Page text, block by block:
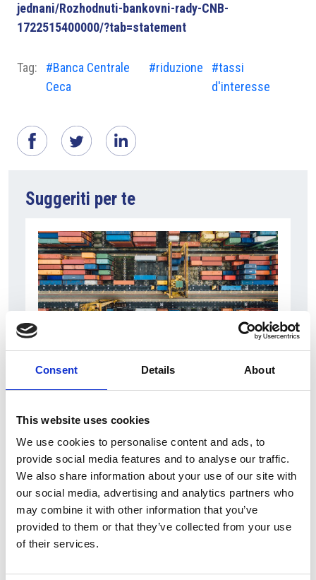
Consent Details About
This website uses cookies
We use cookies to personalise content and ads, to
provide social media features and to analyse our traffic.
We also share information about your use of our site with
our social media, advertising and analytics partners who
may combine it with other information that you’ve
provided to them or that they’ve collected from your use
of their services.
jednani/Rozhodnuti-bankovni-rady-CNB-
1722515400000/?tab=statement
Tag:
#Banca Centrale
Ceca
#riduzione
#tassi
d'interesse
Suggeriti per te
nel primo semestre i dieci miliardi di euro
Interviste
Overview Economica
Repubblica Ceca